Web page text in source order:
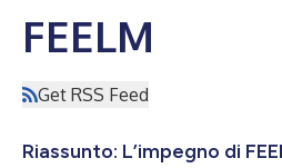
FEELM
Get RSS Feed
Riassunto: L’impegno di